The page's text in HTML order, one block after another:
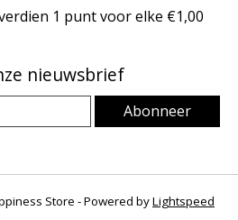
1 punt voor elke €1,00
nieuwsbrief
Abonneer
Store - Powered byLightspeed